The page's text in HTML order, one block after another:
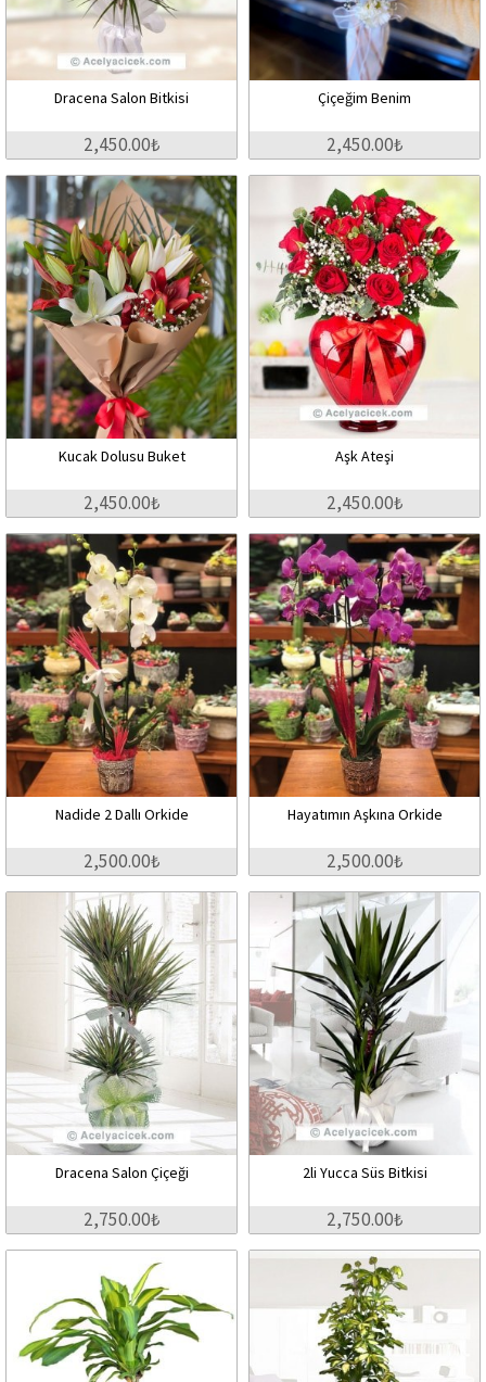
Dracena Salon Bitkisi
2,450.00₺
Çiçeğim Benim
2,450.00₺
Kucak Dolusu Buket
2,450.00₺
Aşk Ateşi
2,450.00₺
Nadide 2 Dallı Orkide
2,500.00₺
Hayatımın Aşkına Orkide
2,500.00₺
Dracena Salon Çiçeği
2,750.00₺
2li Yucca Süs Bitkisi
2,750.00₺